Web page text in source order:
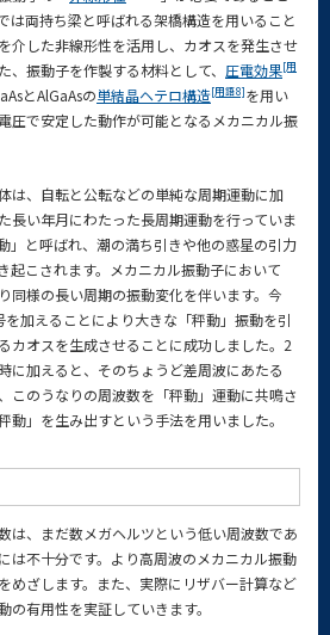
は両持ち梁と呼ばれる架橋構造を用いること
介した非線形性を活用し、カオスを発生させ
振動子を作製する材料として、 圧電効果[用
とAlGaAsの単結晶ヘテロ構造[用語8]を用い
圧で安定した動作が可能となるメカニカル振
は、自転と公転などの単純な周期運動に加
長い年月にわたった長周期運動を行っていま
」と呼ばれ、潮の満ち引きや他の惑星の引力
起こされます。メカニカル振動子において
同様の長い周期の振動変化を伴います。今
加えることにより大きな「秤動」振動を引
カオスを生成させることに成功しました。2
に加えると、そのちょうど差周波にあたる
このうなりの周波数を「秤動」運動に共鳴さ
動」を生み出すという手法を用いました。
は、まだ数メガヘルツという低い周波数であ
は不十分です。より高周波のメカニカル振動
めざします。また、実際にリザバー計算など
の有用性を実証していきます。